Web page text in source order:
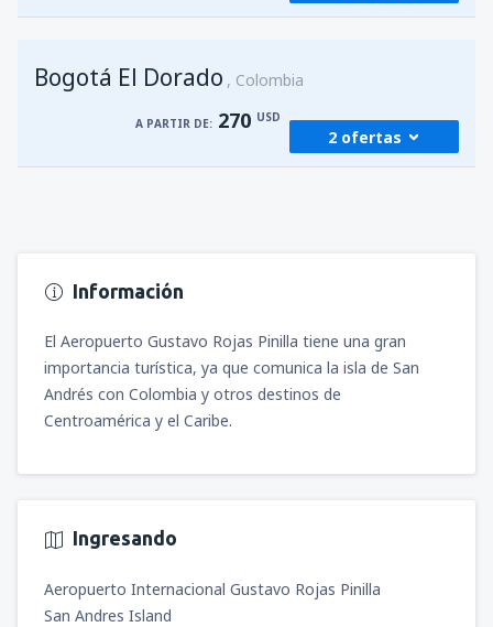
Bogotá El Dorado Colombia
A PARTIR DE: 270 USD
2 ofertas
desdePanamá, Tocumen
Información
El Aeropuerto Gustavo Rojas Pinilla tiene una gran
importancia turística, ya que comunica la isla de San
Andrés con Colombia y otros destinos de
Centroamérica y el Caribe.
Ingresando
Aeropuerto Internacional Gustavo Rojas Pinilla
San Andres Island